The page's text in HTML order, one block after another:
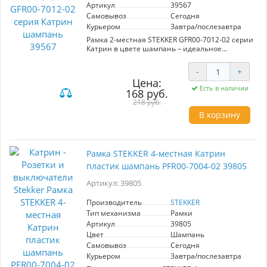
Артикул
39567
Самовывоз
Сегодня
Курьером
Завтра/послезавтра
Рамка 2-местная STEKKER GFR00-7012-02 серии
Катрин в цвете шампань – идеальное
Эта рамка, выполненная из закаленного
стекла и ABS пластика, сочетает в себе стиль и
надежность, благодаря чему она станет
долговечной деталью вашего дизайна. Размер
122*84*20 мм позволяет удобно разместить
два гнезда, а отсутствие перемычки
обеспечивает гибкость в использовании.
механизмов, обеспечивая высокую
напряжение и ток позволяют использовать
рамку в любых условиях. Рабочий
универсальным решением для вашего дома
гарантирует качество и эстетичность этого
изделия, идеально вписывающегося в
современные интерьеры.
Цена:
168 руб.
218 руб.
- +
Есть в наличии
В корзину
Рамка STEKKER 4-местная Катрин
пластик шампань PFR00-7004-02 39805
Артикул: 39805
Производитель
STEKKER
Тип механизма
Рамки
Артикул
39805
Цвет
Шампань
Самовывоз
Сегодня
Курьером
Завтра/послезавтра